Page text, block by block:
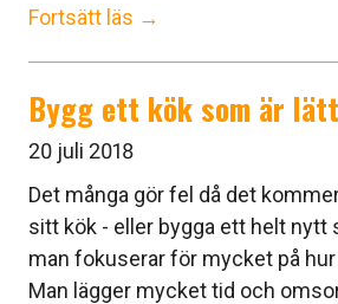
Fortsätt läs →
Bygg ett kök som är
20 juli 2018
Det många gör fel då det
sitt kök - eller bygga ett helt nytt
man fokuserar för mycket på
Man lägger mycket tid och